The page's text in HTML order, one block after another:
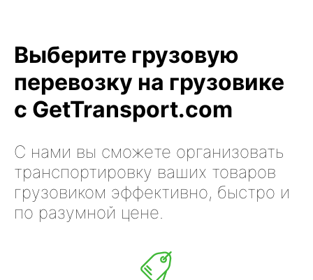
Выберите грузовую
перевозку на грузовике
с GetTransport.com
С нами вы сможете организовать
транспортировку ваших товаров
грузовиком эффективно, быстро и
по разумной цене.